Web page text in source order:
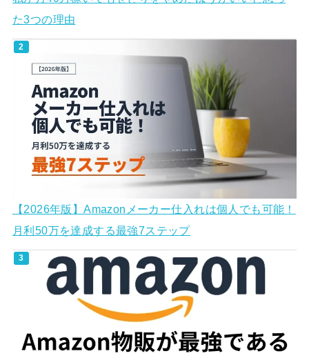
た3つの理由
【2026年版】Amazonメーカー仕入れは個人でも可能！
月利50万を達成する最強7ステップ